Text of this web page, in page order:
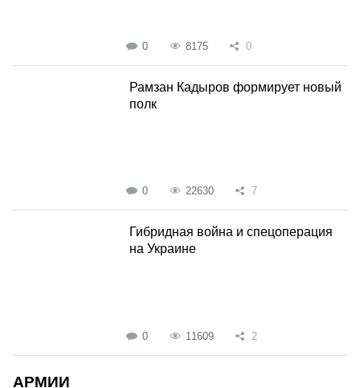
0 8175 0
Рамзан Кадыров формирует новый
полк
0 22630 7
Гибридная война и спецоперация
на Украине
0 11609 2
АРМИИ